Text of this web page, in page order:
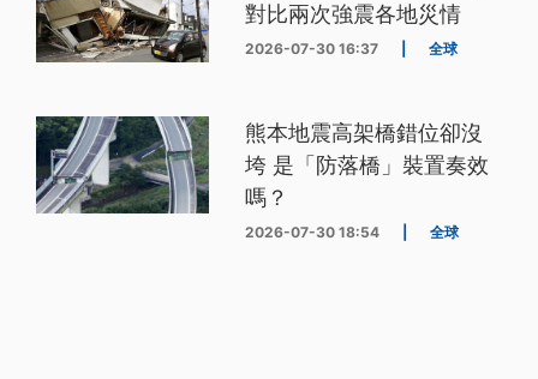
對比兩次強震各地災情
2026-07-30 16:37 全球
熊本地震高架橋錯位卻沒
垮 是「防落橋」裝置奏效
嗎？
2026-07-30 18:54 全球